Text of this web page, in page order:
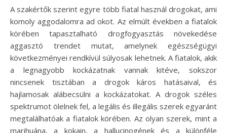
A szakértők szerint egyre több fiatal használ drogokat, ami
komoly aggodalomra ad okot. Az elmúlt években a fiatalok
körében tapasztalható drogfogyasztás növekedése
aggasztó trendet mutat, amelynek egészségügyi
következményei rendkívül súlyosak lehetnek. A fiatalok, akik
a legnagyobb kockázatnak vannak kitéve, sokszor
nincsenek tisztában a drogok káros hatásaival, és
hajlamosak alábecsülni a kockázatokat. A drogok széles
spektrumot ölelnek fel, a legális és illegális szerek egyaránt
megtalálhatóak a fiatalok körében. Az olyan szerek, mint a
marihuána, a kokain, a hallucinogének és a különféle